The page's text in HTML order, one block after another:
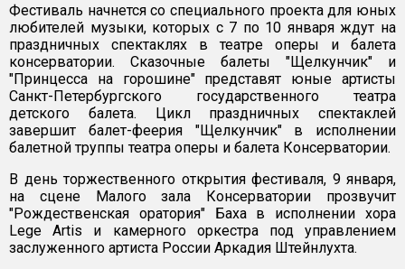
Фестиваль начнется со специального проекта для юных
любителей музыки, которых с 7 по 10 января ждут на
праздничных спектаклях в театре оперы и балета
консерватории. Сказочные балеты "Щелкунчик" и
"Принцесса на горошине" представят юные артисты
Санкт-Петербургского государственного театра
детского балета. Цикл праздничных спектаклей
завершит балет-феерия "Щелкунчик" в исполнении
балетной труппы театра оперы и балета Консерватории.
В день торжественного открытия фестиваля, 9 января,
на сцене Малого зала Консерватории прозвучит
"Рождественская оратория" Баха в исполнении хора
Lege Artis и камерного оркестра под управлением
заслуженного артиста России Аркадия Штейнлухта.